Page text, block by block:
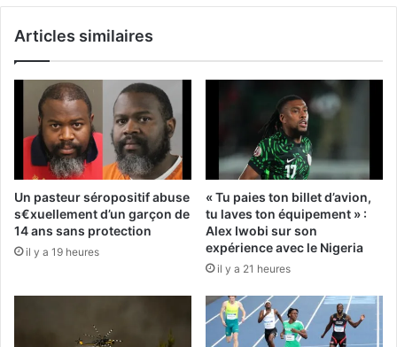
Articles similaires
Un pasteur séropositif abuse
s€xuellement d’un garçon de
14 ans sans protection
il y a 19 heures
« Tu paies ton billet d’avion,
tu laves ton équipement » :
Alex Iwobi sur son
expérience avec le Nigeria
il y a 21 heures